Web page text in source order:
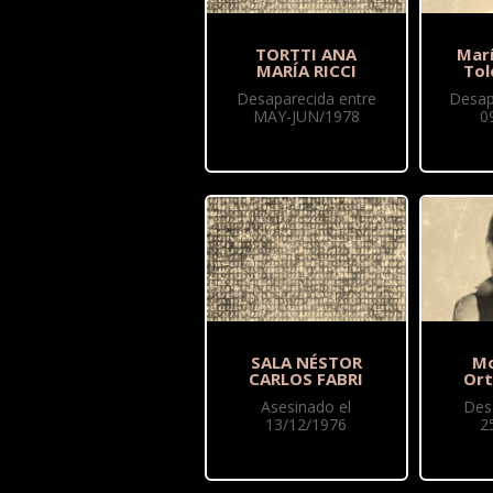
TORTTI ANA
MARÍA RICCI
Desaparecida entre
MAY-JUN/1978
SALA NÉSTOR
CARLOS FABRI
Asesinado el
13/12/1976